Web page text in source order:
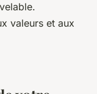
valeurs et aux